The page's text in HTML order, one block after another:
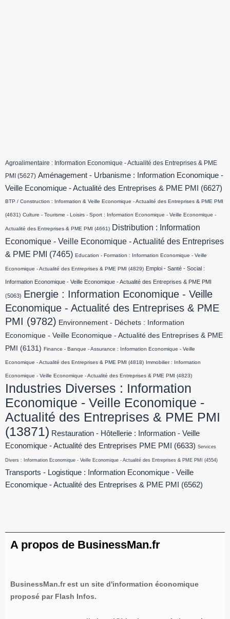
Agroalimentaire : Information Economique - Actualité des Entreprises & PME
PMI (5627) Aménagement - Urbanisme : Information Economique -
Veille Economique - Actualité des Entreprises & PME PMI
(6627)
BTP / Construction : Information & Veille Economique - Actualité des Entreprises & PME PMI
(4631) Culture - Tourisme - Loisirs - Sport : Information Economique - Veille Economique -
Actualité des Entreprises & PME PMI (4661) Distribution : Information
Economique - Veille Economique - Actualité des Entreprises
& PME PMI
(7465) Education - Formation : Information Economique - Veille
Economique - Actualité des Entreprises & PME PMI (4829) Emploi - Santé - Social :
Information Economique - Veille Economique - Actualité des Entreprises & PME PMI
(5063) Energie : Information Economique - Veille
Economique - Actualité des Entreprises & PME
PMI (9782) Environnement - Déchets : Information
Economique - Veille Economique - Actualité des Entreprises & PME
PMI
(6131) Finance - Banque - Assurance : Information Economique - Veille
Economique - Actualité des Entreprises & PME PMI (4818) Immobilier : Information
Economique - Veille Economique - Actualité des Entreprises & PME PMI (4823)
Industries Diverses : Information
Economique - Veille Economique -
Actualité des Entreprises & PME PMI
(13871) Restauration - Hôtellerie : Information - Veille
Economique - Actualité des Entreprises PME PMI
(6633) Services
Divers : Information Economique - Veille Economique - Actualité des Entreprises & PME PMI (4554)
Transports - Logistique : Information Economique - Veille
Economique - Actualité des Entreprises & PME PMI
(6562)
A propos de BusinessMan.fr
BusinessMan.fr est un site d'information économique
proposé par Flash Infos.